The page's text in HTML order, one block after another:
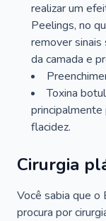
realizar um
Peelings, no
remover sinais
da camada e
Toxina
principalmente
flacidez.
Cirurgia
Você sabia que o
procura por